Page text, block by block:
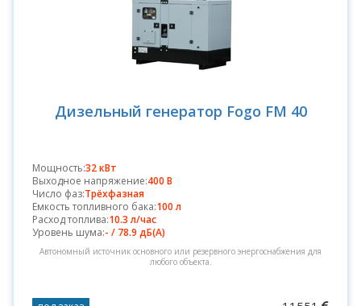
Дизельный генератор Fogo FM 40
Мощность:32 кВт
Выходное напряжение:400 В
Число фаз:Трёхфазная
Емкость топливного бака:100 л
Расход топлива:10.3 л/час
Уровень шума:- / 78.9 дБ(А)
Автономный источник основного или резервного энергоснабжения для
любого объекта.